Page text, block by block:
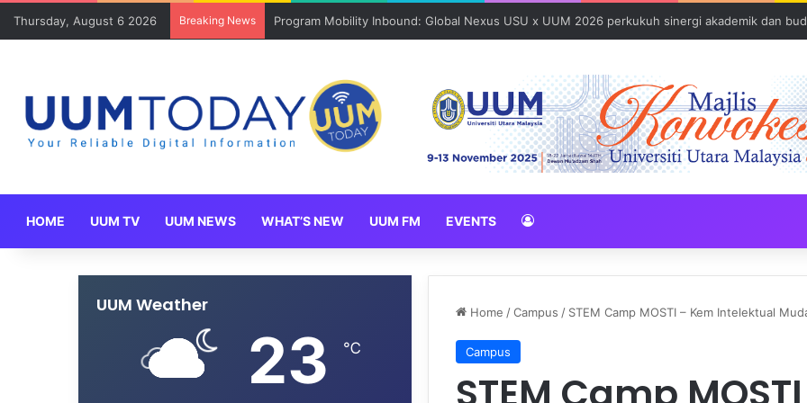
Thursday, August 6 2026 Breaking News Program Mobility Inbound: Global Nexus USU x UUM 2026 perkukuh sinergi akademik dan
HOME UUM TV UUM NEWS WHAT’S NEW UUM FM EVENTS
Home /Campus / STEM Camp MOSTI – Kem Intelektual
Campus
UUM Weather
23 ℃